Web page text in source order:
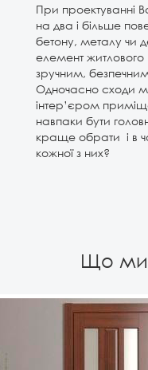
При проектуванні
на два і більше
бетону, металу чи
елемент
зручним,
Одночасно сходи
інтер’єром
навпаки бути
краще обрати і в
кожної з них?
Що ми